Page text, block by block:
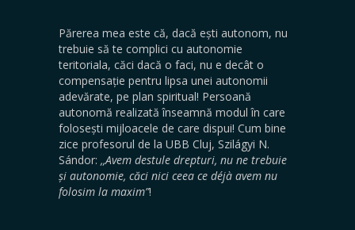
Părerea mea este că, dacă ești autonom, nu
trebuie să te complici cu autonomie
teritoriala, căci dacă o faci, nu e decât o
compensație pentru lipsa unei autonomii
adevărate, pe plan spiritual! Persoană
autonomă realizată înseamnă modul în care
folosești mijloacele de care dispui! Cum bine
zice profesorul de la UBB Cluj, Szilágyi N.
Sándor: ,,Avem destule drepturi, nu ne trebuie
și autonomie, căci nici ceea ce déjà avem nu
folosim la maxim”!